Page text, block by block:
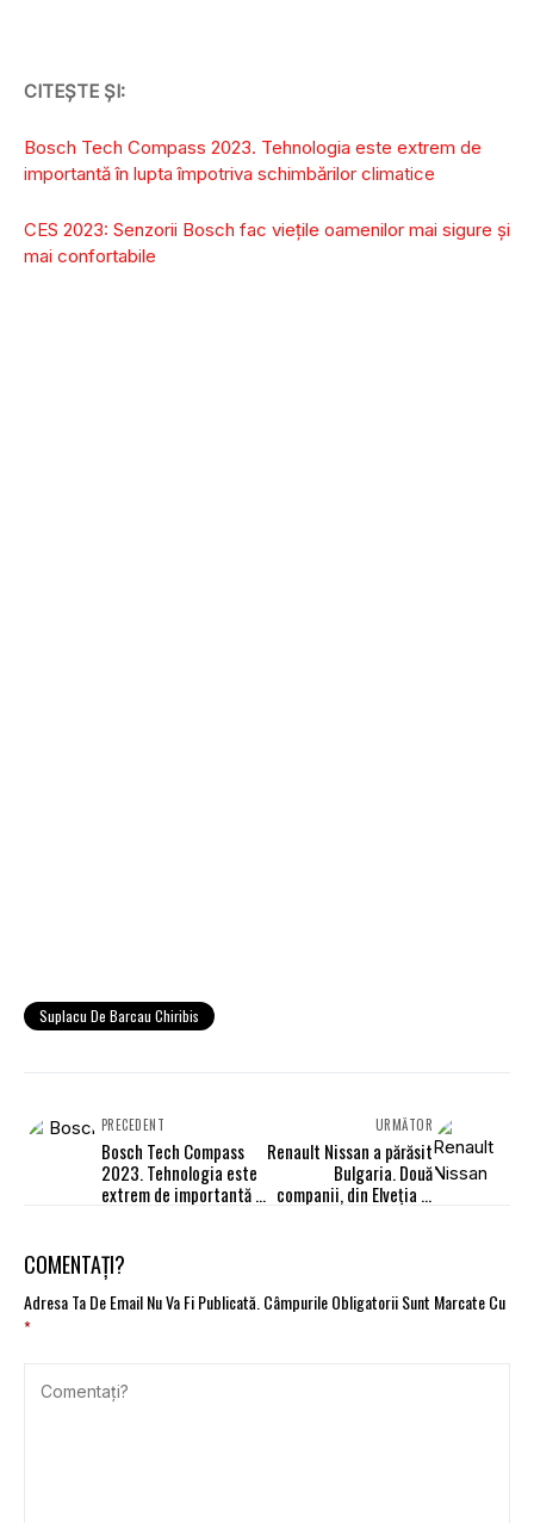
CITEȘTE ȘI:
Bosch Tech Compass 2023. Tehnologia este extrem de
importantă în lupta împotriva schimbărilor climatice
CES 2023: Senzorii Bosch fac viețile oamenilor mai sigure și
mai confortabile
Suplacu De Barcau Chiribis
PRECEDENT
Bosch Tech Compass
2023. Tehnologia este
extrem de importantă în
URMĂTOR
Renault Nissan a părăsit
Bulgaria. Două
companii, din Elveția și
COMENTAȚI?
Adresa Ta De Email Nu Va Fi Publicată.Câmpurile Obligatorii Sunt Marcate Cu
*